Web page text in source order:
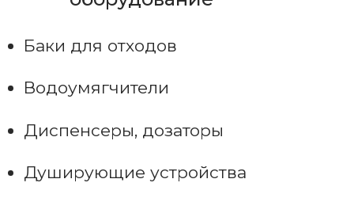
Баки для отходов
Водоумягчители
Диспенсеры, дозаторы
Душирующие устройства